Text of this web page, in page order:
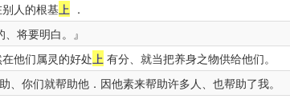
人的根基上 ．
将要明白。』
他们属灵的好处上 有分、就当把养身之物供给他们。
、你们就帮助他．因他素来帮助许多人、也帮助了我。